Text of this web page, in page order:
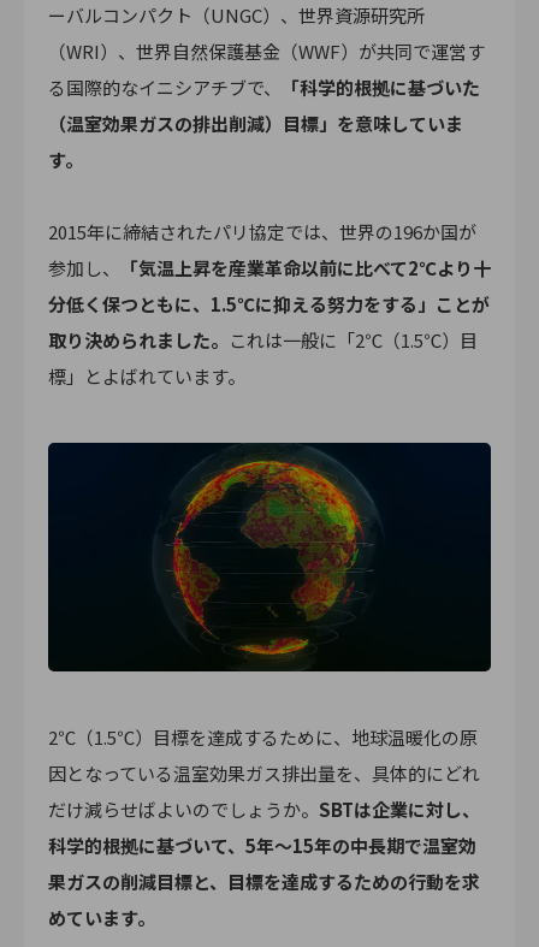
ーバルコンパクト（UNGC）、世界資源研究所
（WRI）、世界自然保護基金（WWF）が共同で運営す
る国際的なイニシアチブで、
「科学的根拠に基づいた
（温室効果ガスの排出削減）目標」を意味していま
す。
2015年に締結されたパリ協定では、世界の196か国が
参加し、
「気温上昇を産業革命以前に比べて2℃より十
分低く保つともに、1.5℃に抑える努力をする」ことが
取り決められました。 これは一般に「2℃（1.5℃）目
標」とよばれています。
2℃（1.5℃）目標を達成するために、地球温暖化の原
因となっている温室効果ガス排出量を、具体的にどれ
だけ減らせばよいのでしょうか。 SBTは企業に対し、
科学的根拠に基づいて、5年～15年の中長期で温室効
果ガスの削減目標と、目標を達成するための行動を求
めています。